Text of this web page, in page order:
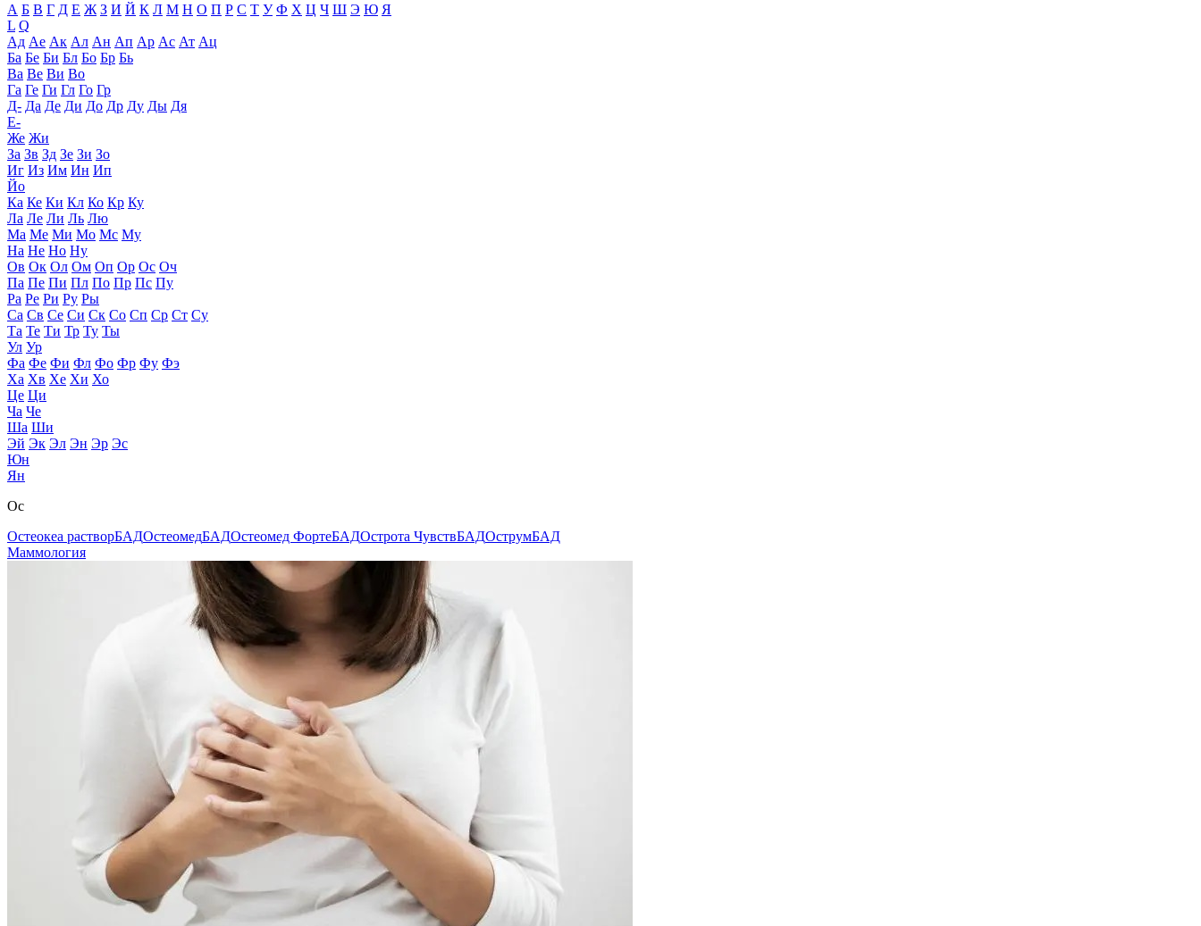
А Б В Г Д Е Ж З И Й К Л М Н О П Р С Т У Ф Х Ц Ч Ш Э Ю Я
L Q
Ад Ае Ак Ал Ан Ап Ар Ас Ат Ац
Ба Бе Би Бл Бо Бр Бь
Ва Ве Ви Во
Га Ге Ги Гл Го Гр
Д- Да Де Ди До Др Ду Ды Дя
Е-
Же Жи
За Зв Зд Зе Зи Зо
Иг Из Им Ин Ип
Йо
Ка Ке Ки Кл Ко Кр Ку
Ла Ле Ли Ль Лю
Ма Ме Ми Мо Мс Му
На Не Но Ну
Ов Ок Ол Ом Оп Ор Ос Оч
Па Пе Пи Пл По Пр Пс Пу
Ра Ре Ри Ру Ры
Са Св Се Си Ск Со Сп Ср Ст Су
Та Те Ти Тр Ту Ты
Ул Ур
Фа Фе Фи Фл Фо Фр Фу Фэ
Ха Хв Хе Хи Хо
Це Ци
Ча Че
Ша Ши
Эй Эк Эл Эн Эр Эс
Юн
Ян
Ос
Остеокеа растворБАДОстеомедБАДОстеомед ФортеБАДОстрота ЧувствБАДОструмБАД
Маммология